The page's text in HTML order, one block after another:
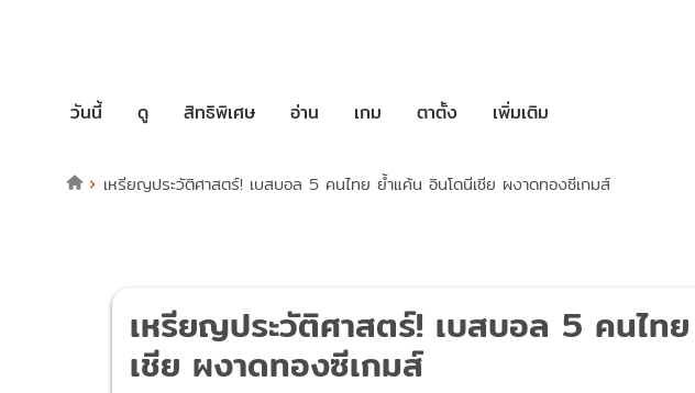
วันนี้ ดู สิทธิพิเศษ อ่าน เกม ตาตั้ง เพิ่มเติม
เหรียญประวัติศาสตร์! เบสบอล 5 คนไทย ย้ำแค้น อินโดนีเชีย ผงาดทองซีเกมส์
เหรียญประวัติศาสตร์! เบสบอล 5 คนไท
เชีย ผงาดทองซีเกมส์